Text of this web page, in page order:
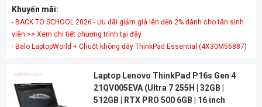
Khuyến mãi:
- BACK TO SCHOOL 2026 - Ưu đãi giảm giá lên đến 2% dành cho tân sinh
viên >> Xem chi tiết chương trình tại đây.
- Balo LaptopWorld + Chuột không dây ThinkPad Essential (4X30M56887)
Laptop Lenovo ThinkPad P16s Gen 4
21QV005EVA (Ultra 7 255H | 32GB |
512GB | RTX PRO 500 6GB | 16 inch